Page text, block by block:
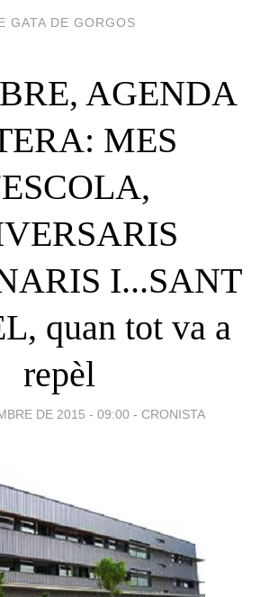
GATA DE GORGOS
AGENDA
MES
I...SANT
quan tot va a
repèl
DE 2015 - 09:00 - CRONISTA